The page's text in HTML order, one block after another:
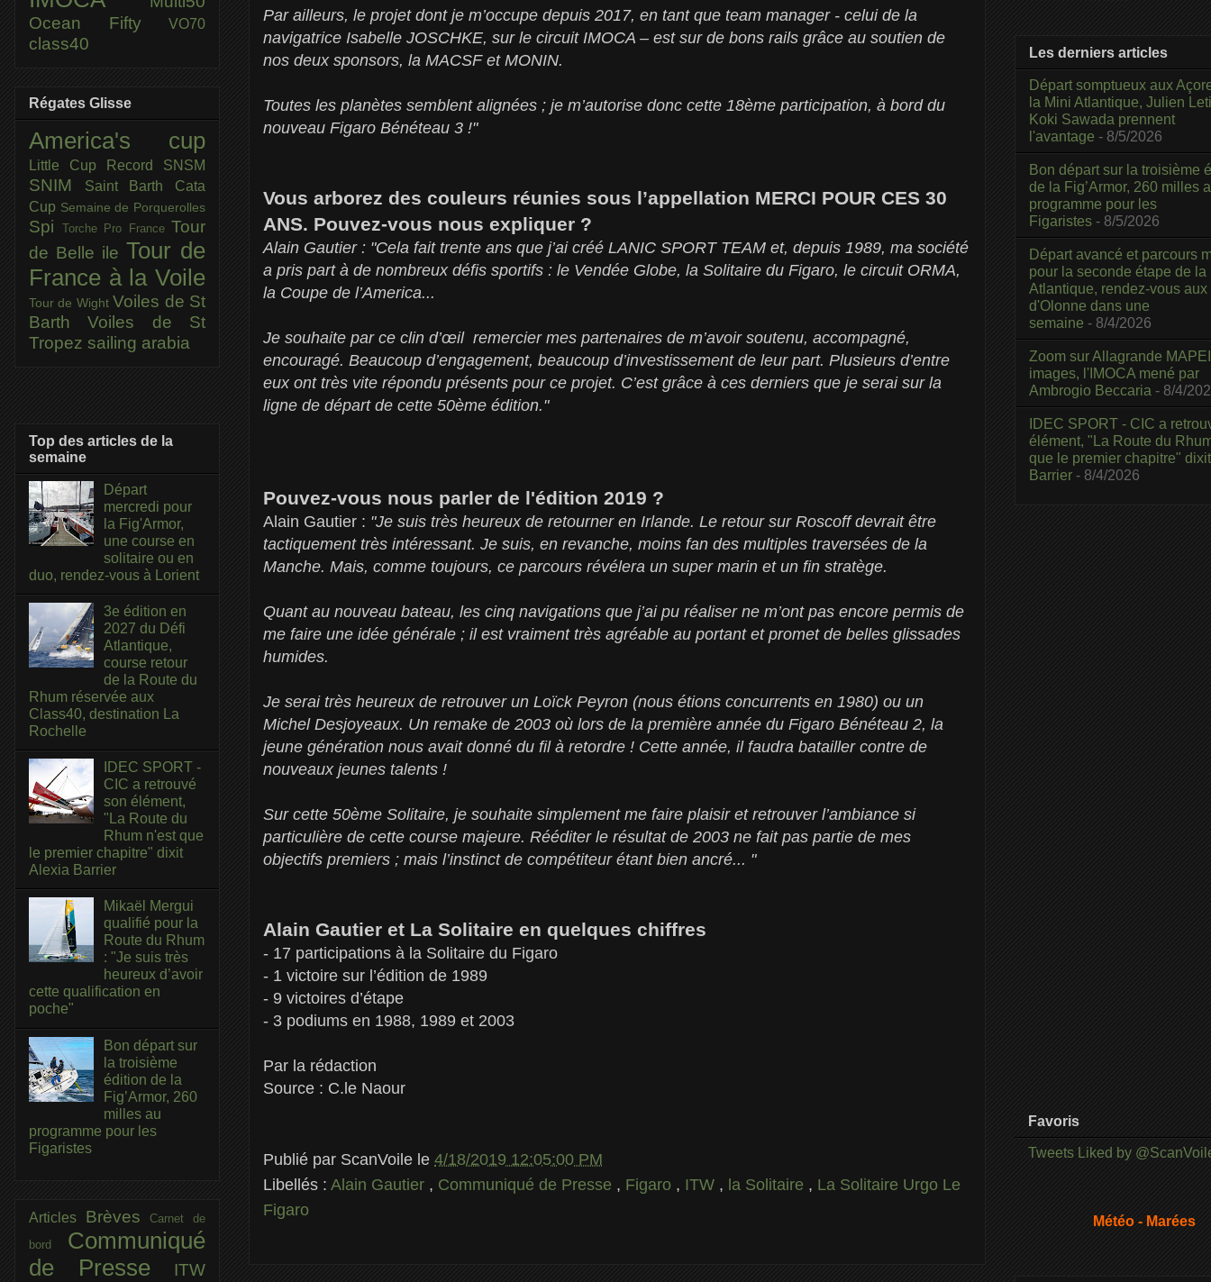
Par ailleurs, le projet dont je m’occupe depuis 2017, en tant que team manager - celui de la
navigatrice Isabelle JOSCHKE, sur le circuit IMOCA – est sur de bons rails grâce au soutien de
nos deux sponsors, la MACSF et MONIN.
Toutes les planètes semblent alignées ; je m’autorise donc cette 18ème participation, à bord du
nouveau Figaro Bénéteau 3 !"
Vous arborez des couleurs réunies sous l’appellation MERCI POUR CES 30
ANS. Pouvez-vous nous expliquer ?
Alain Gautier : "Cela fait trente ans que j’ai créé LANIC SPORT TEAM et, depuis 1989, ma société
a pris part à de nombreux défis sportifs : le Vendée Globe, la Solitaire du Figaro, le circuit ORMA,
la Coupe de l’America...
Je souhaite par ce clin d’œil remercier mes partenaires de m’avoir soutenu, accompagné,
encouragé. Beaucoup d’engagement, beaucoup d’investissement de leur part. Plusieurs d’entre
eux ont très vite répondu présents pour ce projet. C’est grâce à ces derniers que je serai sur la
ligne de départ de cette 50ème édition."
Pouvez-vous nous parler de l'édition 2019 ?
Alain Gautier : "Je suis très heureux de retourner en Irlande. Le retour sur Roscoff devrait être
tactiquement très intéressant. Je suis, en revanche, moins fan des multiples traversées de la
Manche. Mais, comme toujours, ce parcours révélera un super marin et un fin stratège.
Quant au nouveau bateau, les cinq navigations que j’ai pu réaliser ne m’ont pas encore permis de
me faire une idée générale ; il est vraiment très agréable au portant et promet de belles glissades
humides.
Je serai très heureux de retrouver un Loïck Peyron (nous étions concurrents en 1980) ou un
Michel Desjoyeaux. Un remake de 2003 où lors de la première année du Figaro Bénéteau 2, la
jeune génération nous avait donné du fil à retordre ! Cette année, il faudra batailler contre de
nouveaux jeunes talents !
Sur cette 50ème Solitaire, je souhaite simplement me faire plaisir et retrouver l’ambiance si
particulière de cette course majeure. Rééditer le résultat de 2003 ne fait pas partie de mes
objectifs premiers ; mais l’instinct de compétiteur étant bien ancré... "
Alain Gautier et La Solitaire en quelques chiffres
- 17 participations à la Solitaire du Figaro
- 1 victoire sur l’édition de 1989
- 9 victoires d’étape
- 3 podiums en 1988, 1989 et 2003
Par la rédaction
Source : C.le Naour
Publié par ScanVoile le 4/18/2019 12:05:00 PM
Libellés : Alain Gautier , Communiqué de Presse , Figaro , ITW , la Solitaire , La Solitaire Urgo Le
Figaro
Ocean Fifty
VO70
class40
Régates Glisse
America's cup
Little Cup Record SNSM
SNIM
Saint Barth Cata
Cup Semaine de Porquerolles
Spi Torche Pro France Tour
de Belle ile Tour de
France à la Voile
Tour de Wight Voiles de St
BarthVoiles de St
Tropez sailing arabia
Top des articles de la
semaine
Départ
mercredi pour
la Fig'Armor,
une course en
solitaire ou en
duo, rendez-vous à Lorient
3e édition en
2027 du Défi
Atlantique,
course retour
de la Route du
Rhum réservée aux
Class40, destination La
Rochelle
IDEC SPORT -
CIC a retrouvé
son élément,
"La Route du
Rhum n'est que
le premier chapitre" dixit
Alexia Barrier
Mikaël Mergui
qualifié pour la
Route du Rhum
: "Je suis très
heureux d’avoir
cette qualification en
poche"
Bon départ sur
la troisième
édition de la
Fig’Armor, 260
milles au
programme pour les
Figaristes
Articles BrèvesCarnet de
bord Communiqué
de Presse
ITW
Les derniers articles
Départ somptueux aux
la Mini Atlantique, Julien
Koki Sawada prennent
l'avantage - 8/5/2026
Bon départ sur la troisième
de la Fig’Armor, 260 milles
programme pour les
Figaristes - 8/5/2026
Départ avancé et parcours
pour la seconde étape de la
Atlantique, rendez-vous
d'Olonne dans une
semaine - 8/4/2026
Zoom sur Allagrande
images, l'IMOCA mené par
Ambrogio Beccaria - 8/4/
IDEC SPORT - CIC a
élément, "La Route du
que le premier chapitre"
Barrier - 8/4/2026
Favoris
Tweets Liked by
Météo - Marées